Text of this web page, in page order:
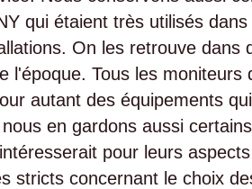
qui étaient très utilisés
On les retrouve dans
l'époque. Tous les moniteurs
autant des équipements
en gardons aussi
pour leurs
stricts concernant le choix